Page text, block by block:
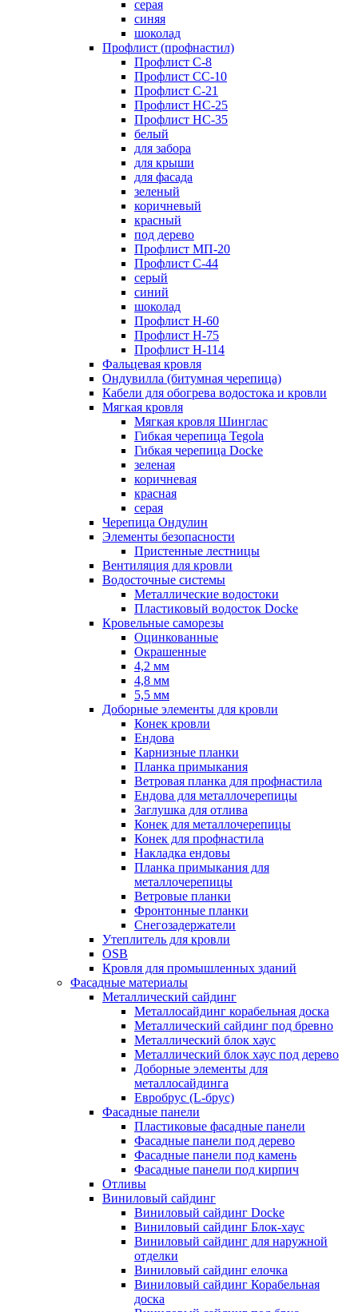
серая
синяя
шоколад
Профлист (профнастил)
Профлист С-8
Профлист СС-10
Профлист C-21
Профлист НС-25
Профлист НС-35
белый
для забора
для крыши
для фасада
зеленый
коричневый
красный
под дерево
Профлист МП-20
Профлист С-44
серый
синий
шоколад
Профлист Н-60
Профлист Н-75
Профлист H-114
Фальцевая кровля
Ондувилла (битумная черепица)
Кабели для обогрева водостока и кровли
Мягкая кровля
Мягкая кровля Шинглас
Гибкая черепица Tegola
Гибкая черепица Docke
зеленая
коричневая
красная
серая
Черепица Ондулин
Элементы безопасности
Пристенные лестницы
Вентиляция для кровли
Водосточные системы
Металлические водостоки
Пластиковый водосток Docke
Кровельные саморезы
Оцинкованные
Окрашенные
4,2 мм
4,8 мм
5,5 мм
Доборные элементы для кровли
Конек кровли
Ендова
Карнизные планки
Планка примыкания
Ветровая планка для профнастила
Ендова для металлочерепицы
Заглушка для отлива
Конек для металлочерепицы
Конек для профнастила
Накладка ендовы
Планка примыкания для
металлочерепицы
Ветровые планки
Фронтонные планки
Снегозадержатели
Утеплитель для кровли
OSB
Кровля для промышленных зданий
Фасадные материалы
Металлический сайдинг
Металлосайдинг корабельная доска
Металлический сайдинг под бревно
Металлический блок хаус
Металлический блок хаус под дерево
Доборные элементы для
металлосайдинга
Евробрус (L-брус)
Фасадные панели
Пластиковые фасадные панели
Фасадные панели под дерево
Фасадные панели под камень
Фасадные панели под кирпич
Отливы
Виниловый сайдинг
Виниловый сайдинг Docke
Виниловый сайдинг Блок-хаус
Виниловый сайдинг для наружной
отделки
Виниловый сайдинг елочка
Виниловый сайдинг Корабельная
доска